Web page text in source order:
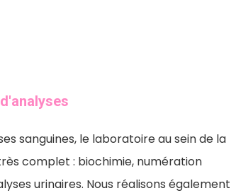
sanguines, le laboratoire au sein de la
complet : biochimie, numération
urinaires. Nous réalisons également